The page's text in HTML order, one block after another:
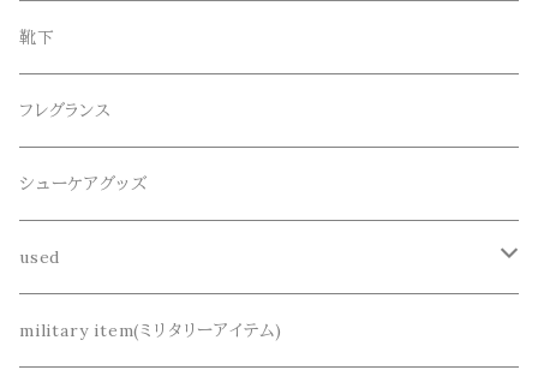
collonil(コロニル)
CountyComm(カウンティーコム)
decka(デカ)
dros dro(ドロスドロ)
DETAIL(ディティール)
シャツ
カーディガン
シューズ
サンダル
ベルト
腕時計
キーアクセサリー
財布、コインケース、マネークリップ
鞄
ブレスレット、バングル
ネックレス
靴下
フレグランス
シューケアグッズ
used
リメイク
military item(ミリタリーアイテム)